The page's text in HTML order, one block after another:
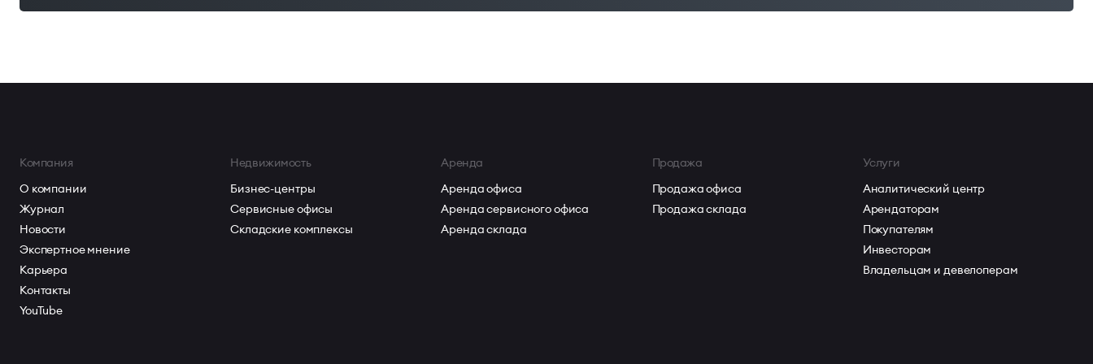
предложение для бизнеса, стремящегося к эффективной организации офисного пространства и долгосрочному
Компания
О компании
Журнал
Новости
Экспертное мнение
Карьера
Контакты
YouTube
Недвижимость
Бизнес-центры
Сервисные офисы
Складские комплексы
Аренда
Аренда офиса
Аренда сервисного офиса
Аренда склада
Продажа
Продажа офиса
Продажа склада
Услуги
Аналитический центр
Арендаторам
Покупателям
Инвесторам
Владельцам и девелоперам